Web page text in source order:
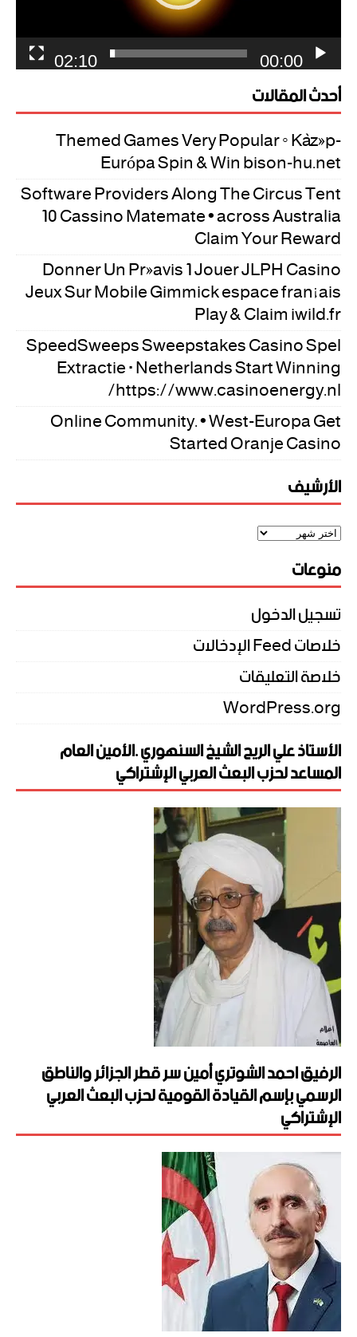
00:00
02:10
أحدث المقالات
Themed Games Very Popular ◦ Közép-
Európa Spin & Win bison-hu.net
Software Providers Along The Circus Tent
10 Cassino Matemate • across Australia
Claim Your Reward
Donner Un Préavis 1 Jouer JLPH Casino
Jeux Sur Mobile Gimmick espace français
Play & Claim iwild.fr
SpeedSweeps Sweepstakes Casino Spel
Extractie · Netherlands Start Winning
https://www.casinoenergy.nl/
Online Community. • West-Europa Get
Started Oranje Casino
الأرشيف
منوعات
تسجيل الدخول
خلاصات Feed الإدخالات
خلاصة التعليقات
WordPress.org
الأستاذ علي الريح الشيخ السنهوري .الأمين العام
المساعد لحزب البعث العربي الإشتراكي
الرفيق احمد الشوتري أمين سر قطر الجزائر والناطق
الرسمي بإسم القيادة القومية لحزب البعث العربي
الإشتراكي